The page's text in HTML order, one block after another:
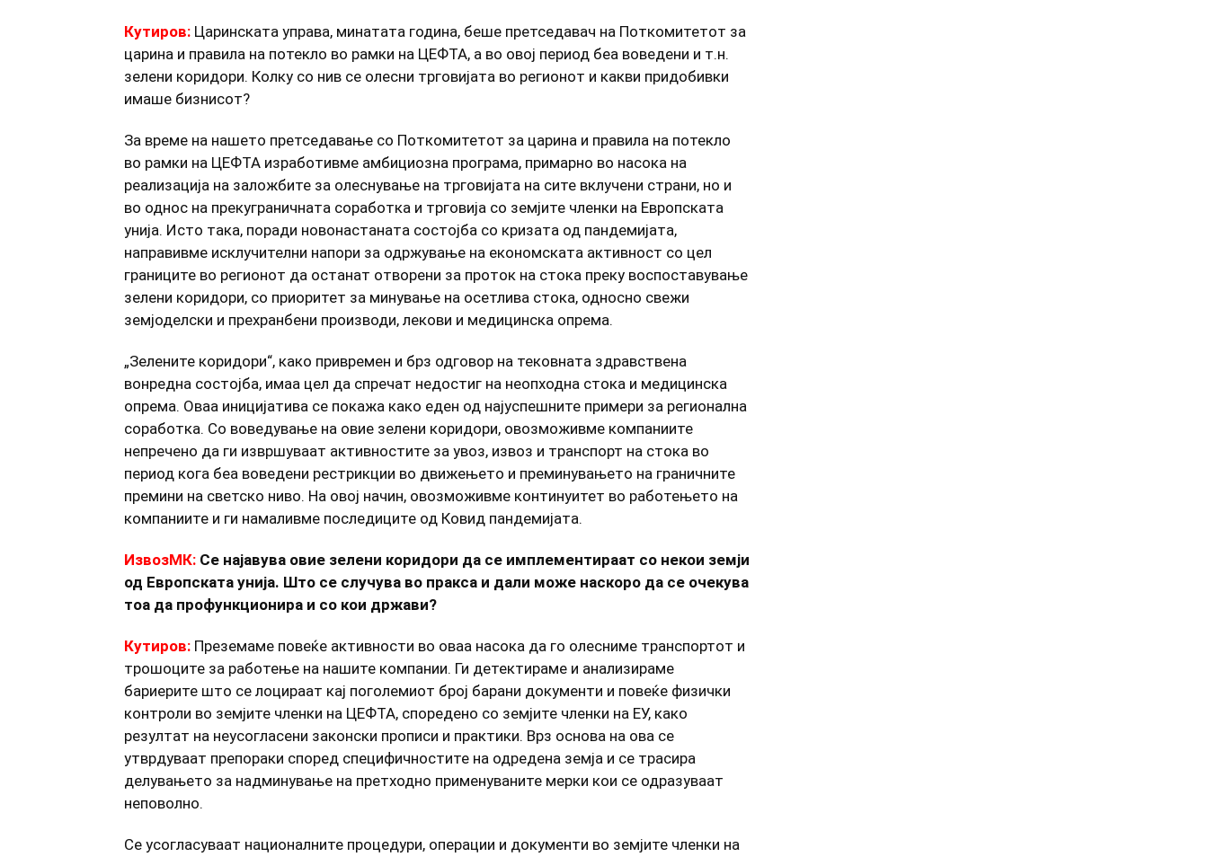
Кутиров: Царинската управа, минатата година, беше претседавач на Поткомитетот за
царина и правила на потекло во рамки на ЦЕФТА, а во овој период беа воведени и т.н.
зелени коридори. Колку со нив се олесни трговијата во регионот и какви придобивки
имаше бизнисот?
За време на нашето претседавање со Поткомитетот за царина и правила на потекло
во рамки на ЦЕФТА изработивме амбициозна програма, примарно во насока на
реализација на заложбите за олеснување на трговијата на сите вклучени страни, но и
во однос на прекуграничната соработка и трговија со земјите членки на Европската
унија. Исто така, поради новонастаната состојба со кризата од пандемијата,
направивме исклучителни напори за одржување на економската активност со цел
границите во регионот да останат отворени за проток на стока преку воспоставување
зелени коридори, со приоритет за минување на осетлива стока, односно свежи
земјоделски и прехранбени производи, лекови и медицинска опрема.
„Зелените коридори“, како привремен и брз одговор на тековната здравствена
вонредна состојба, имаа цел да спречат недостиг на неопходна стока и медицинска
опрема. Оваа иницијатива се покажа како еден од најуспешните примери за регионална
соработка. Со воведување на овие зелени коридори, овозможивме компаниите
непречено да ги извршуваат активностите за увоз, извоз и транспорт на стока во
период кога беа воведени рестрикции во движењето и преминувањето на граничните
премини на светско ниво. На овој начин, овозможивме континуитет во работењето на
компаниите и ги намаливме последиците од Ковид пандемијата.
ИзвозМК: Се најавува овие зелени коридори да се имплементираат со некои земји
од Европската унија. Што се случува во пракса и дали може наскоро да се очекува
тоа да профункционира и со кои држави?
Кутиров: Преземаме повеќе активности во оваа насока да го олесниме транспортот и
трошоците за работење на нашите компании. Ги детектираме и анализираме
бариерите што се лоцираат кај поголемиот број барани документи и повеќе физички
контроли во земјите членки на ЦЕФТА, споредено со земјите членки на ЕУ, како
резултат на неусогласени законски прописи и практики. Врз основа на ова се
утврдуваат препораки според специфичностите на одредена земја и се трасира
делувањето за надминување на претходно применуваните мерки кои се одразуваат
неповолно.
Се усогласуваат националните процедури, операции и документи во земјите членки на